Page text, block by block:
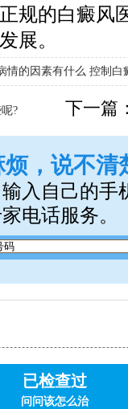
规的白癜风
展。
情的因素有什么 控制白
? 下一篇
，说不清
入自己的手
电话服务。
已检查过
问问该怎么治